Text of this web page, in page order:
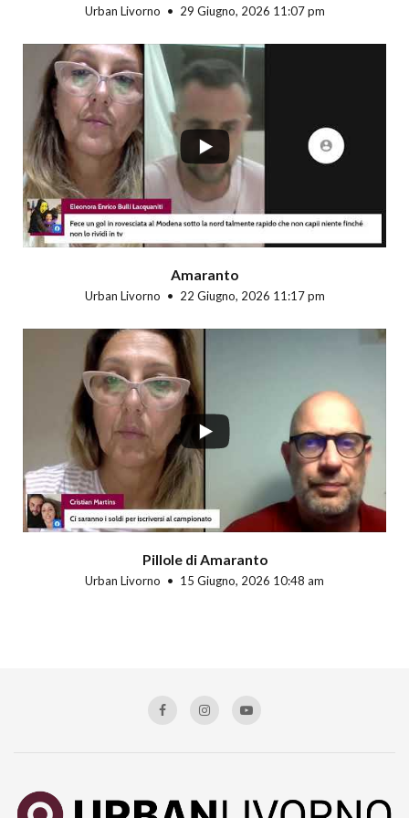
Urban Livorno 29 Giugno, 2026 11:07 pm
Amaranto
Urban Livorno 22 Giugno, 2026 11:17 pm
Pillole di Amaranto
Urban Livorno 15 Giugno, 2026 10:48 am